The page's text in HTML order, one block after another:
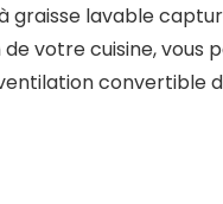
graisse lavable
votre cuisine, vous
convertible